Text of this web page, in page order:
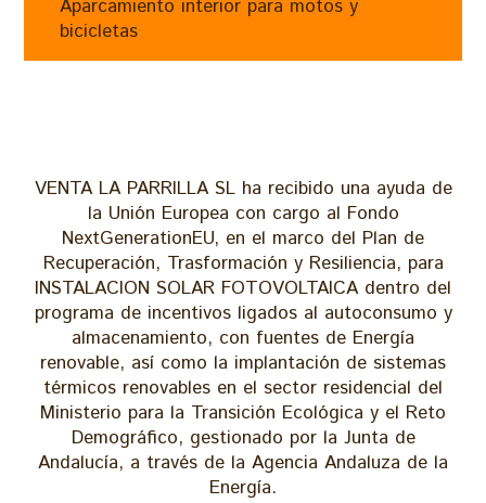
Aparcamiento interior para motos y
bicicletas
VENTA LA PARRILLA SL ha recibido una ayuda de
la Unión Europea con cargo al Fondo
NextGenerationEU, en el marco del Plan de
Recuperación, Trasformación y Resiliencia, para
INSTALACION SOLAR FOTOVOLTAICA dentro del
programa de incentivos ligados al autoconsumo y
almacenamiento, con fuentes de Energía
renovable, así como la implantación de sistemas
térmicos renovables en el sector residencial del
Ministerio para la Transición Ecológica y el Reto
Demográfico, gestionado por la Junta de
Andalucía, a través de la Agencia Andaluza de la
Energía.